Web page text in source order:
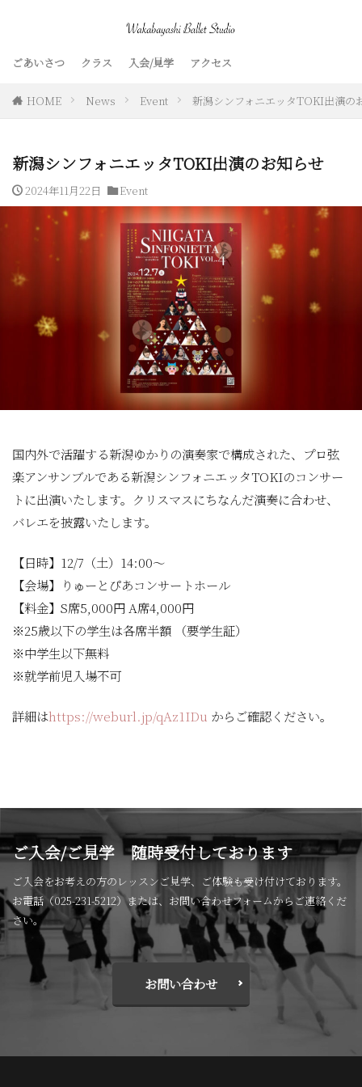
ごあいさつ クラス 入会/見学 アクセス
HOME News Event 新潟シンフォニエッタTOKI出演の
新潟シンフォニエッタTOKI出演のお知らせ
2024年11月22日 Event
国内外で活躍する新潟ゆかりの演奏家で構成された、プロ弦
楽アンサンブルである新潟シンフォニエッタTOKIのコンサー
トに出演いたします。クリスマスにちなんだ演奏に合わせ、
バレエを披露いたします。
【日時】12/7（土）14:00～
【会場】りゅーとぴあコンサートホール
【料金】S席5,000円 A席4,000円
※25歳以下の学生は各席半額 （要学生証）
※中学生以下無料
※就学前児入場不可
詳細はhttps://weburl.jp/qAz1IDu からご確認ください。
ご入会/ご見学 随時受付しております
ご入会をお考えの方のレッスンご見学、ご体験も受け付けております。
お電話（025-231-5212）または、お問い合わせフォームからご連絡くだ
さい。
お問い合わせ